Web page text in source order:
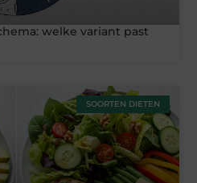
welke variant past
SOORTEN DIETEN